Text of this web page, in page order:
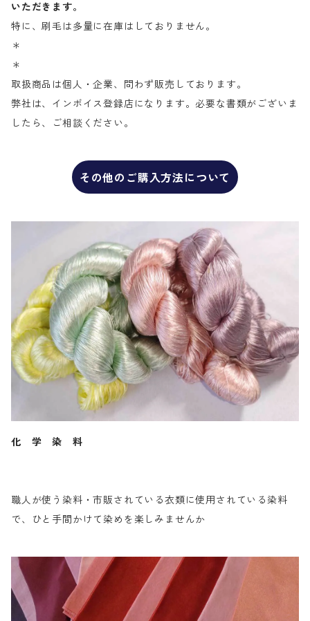
いただきます。
特に、刷毛は多量に在庫はしておりません。
＊
＊
取扱商品は個人・企業、問わず販売しております。
弊社は、インボイス登録店になります。必要な書類がございま
したら、ご相談ください。
その他のご購入方法について
化 学 染 料
職人が使う染料・市販されている衣類に使用されている染料
で、ひと手間かけて染めを楽しみませんか